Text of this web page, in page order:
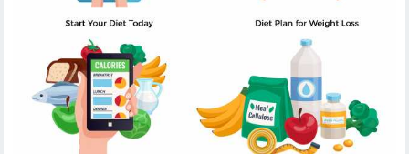
Situs Jaringan Bisnis dan Sosial Paling Populer untuk
Orang Asia Selatan